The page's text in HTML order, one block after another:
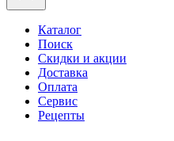
Каталог
Поиск
Скидки и акции
Доставка
Оплата
Сервис
Рецепты